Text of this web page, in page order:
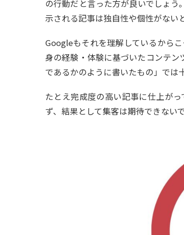
の行動だと言った方が良いでしょ
示される記事は独自性や個性がない
Googleもそれを理解しているから
身の経験・体験に基づいたコンテ
であるかのように書いたもの」では
たとえ完成度の高い記事に仕上が
ず、結果として集客は期待できないで